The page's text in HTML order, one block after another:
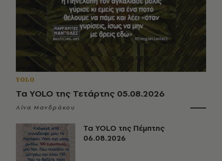
YOLO
Τα YOLO της Τετάρτης 05.08.2026
Λίνα Μανδράκου
Τα YOLO της Πέμπτης
06.08.2026